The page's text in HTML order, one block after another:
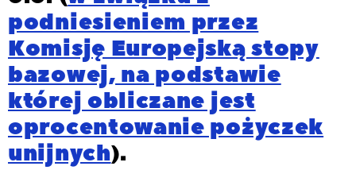
podniesieniem przez
Komisję Europejską stopy
bazowej, na podstawie
której obliczane jest
oprocentowanie pożyczek
unijnych).